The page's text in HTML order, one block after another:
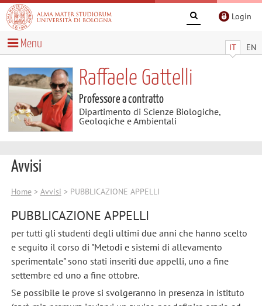
Login
IT EN
Menu
Raffaele Gattelli
Professore a contratto
Dipartimento di Scienze Biologiche,
Geologiche e Ambientali
Avvisi
Home> Avvisi > PUBBLICAZIONE APPELLI
PUBBLICAZIONE APPELLI
per tutti gli studenti degli ultimi due anni che hanno scelto
e seguito il corso di "Metodi e sistemi di allevamento
sperimentale" sono stati inseriti due appelli, uno a fine
settembre ed uno a fine ottobre.
Se possibile le prove si svolgeranno in presenza in istituto